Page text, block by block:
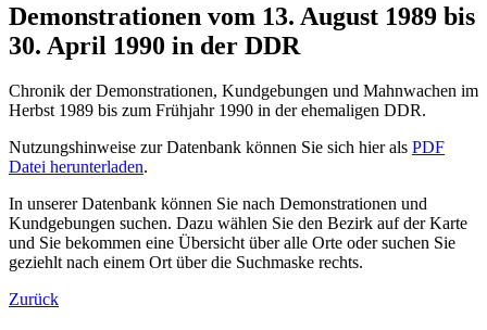
Demonstrationen vom 13. August 1989 bis
30. April 1990 in der DDR
Chronik der Demonstrationen, Kundgebungen und Mahnwachen im
Herbst 1989 bis zum Frühjahr 1990 in der ehemaligen DDR.
Nutzungshinweise zur Datenbank können Sie sich hier als PDF
Datei herunterladen.
In unserer Datenbank können Sie nach Demonstrationen und
Kundgebungen suchen. Dazu wählen Sie den Bezirk auf der Karte
und Sie bekommen eine Übersicht über alle Orte oder suchen Sie
geziehlt nach einem Ort über die Suchmaske rechts.
Zurück